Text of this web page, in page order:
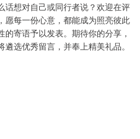
话想对自己或同行者说？欢迎在评
愿每一份心意，都能成为照亮彼此
寄语予以发表。期待你的分享，
选优秀留言，并奉上精美礼品。